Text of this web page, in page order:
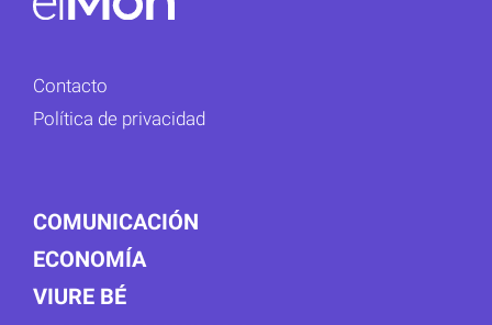
Contacto
Política de privacidad
COMUNICACIÓN
ECONOMÍA
VIURE BÉ